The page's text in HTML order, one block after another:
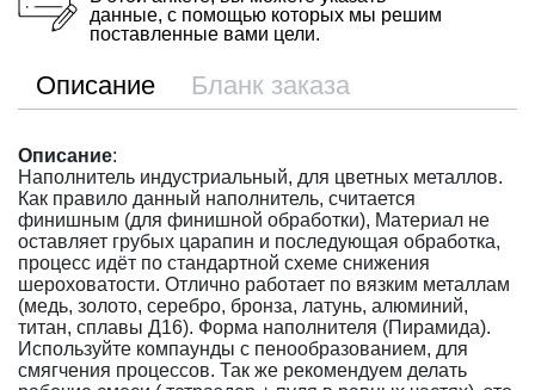
данные, с помощью которых мы решим
поставленные вами цели.
Описание Бланк заказа
Описание:
Наполнитель индустриальный, для цветных металлов.
Как правило данный наполнитель, считается
финишным (для финишной обработки), Материал не
оставляет грубых царапин и последующая обработка,
процесс идёт по стандартной схеме снижения
шероховатости. Отлично работает по вязким металлам
(медь, золото, серебро, бронза, латунь, алюминий,
титан, сплавы Д16). Форма наполнителя (Пирамида).
Используйте компаунды с пенообразованием, для
смягчения процессов. Так же рекомендуем делать